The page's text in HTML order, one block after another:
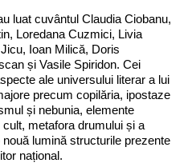
luat cuvântul Claudia Ciobanu,
Loredana Cuzmici, Livia
Ioan Milică, Doris
și Vasile Spiridon. Cei
ale universului literar a lui
precum copilăria, ipostaze
și nebunia, elemente
metafora drumului și a
lumină structurile prezente
național.